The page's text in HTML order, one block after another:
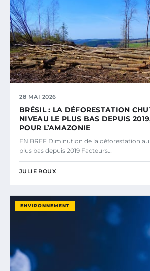
28 MAI 2026
BRÉSIL : LA DÉFORESTATION
NIVEAU LE PLUS BAS DEPUIS
POUR L’AMAZONIE
EN BREF Diminution de la déforestation
plus bas depuis 2019 Facteurs…
JULIE ROUX
ENVIRONNEMENT